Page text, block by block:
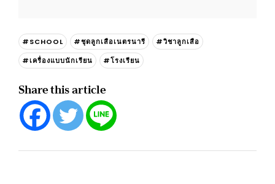
#SCHOOL #ชุดลูกเสือเนตรนารี
#วิชาลูกเสือ
#เครื่องแบบนักเรียน
#โรงเรียน
Share this article